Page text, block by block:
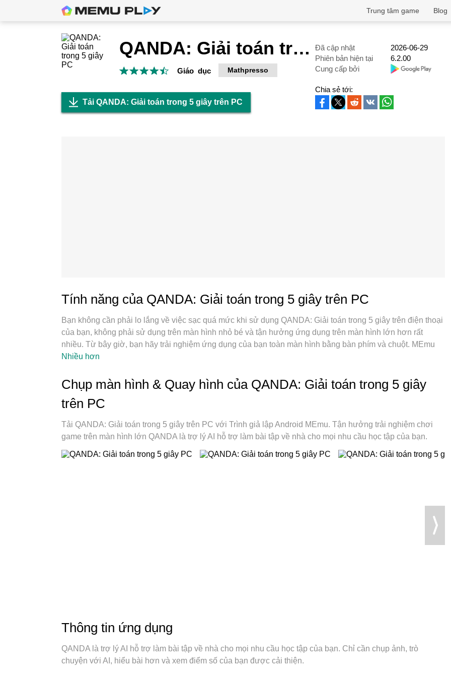
Blog
Trung tâm game
QANDA: Giải toán trong 5 giây
Giáo dục Mathpresso
Đã cập nhật
2026-06-29
Phiên bản hiện tại
6.2.00
Cung cấp bởi
Tải QANDA: Giải toán trong 5 giây trên PC
Chia sẻ tới:
Tính năng của QANDA: Giải toán trong 5 giây trên PC
Bạn không cần phải lo lắng về việc sạc quá mức khi sử dụng QANDA: Giải toán trong 5 giây trên điện thoại
của bạn, không phải sử dụng trên màn hình nhỏ bé và tận hưởng ứng dụng trên màn hình lớn hơn rất
nhiều. Từ bây giờ, bạn hãy trải nghiệm ứng dụng của bạn toàn màn hình bằng bàn phím và chuột. MEmu
cung cấp cho bạn tất cả các tính năng đáng ngạc nhiên mà bạn mong đợi: cài đặt nhanh, cài đặt dễ dàng,
toàn mới là sự lựa chọn tốt nhất để sử dụng QANDA: Giải toán trong 5 giây trên máy tính của bạn. Được
mã hóa với sự hợp nhất của chúng tôi, trình quản lý multi-instance giúp mở 2 tài khoản trở lên cùng một lúc.
Và điều quan trọng nhất là, công cụ mô phỏng độc quyền của chúng tôi có thể tận dụng hết toàn bộ tiềm
Nhiều hơn
Chụp màn hình & Quay hình của QANDA: Giải toán trong 5 giây
trên PC
Tải QANDA: Giải toán trong 5 giây trên PC với Trình giả lập Android MEmu. Tận hưởng trải nghiệm chơi
game trên màn hình lớn QANDA là trợ lý AI hỗ trợ làm bài tập về nhà cho mọi nhu cầu học tập của bạn.
Thông tin ứng dụng
QANDA là trợ lý AI hỗ trợ làm bài tập về nhà cho mọi nhu cầu học tập của bạn. Chỉ cần chụp ảnh, trò
chuyện với AI, hiểu bài hơn và xem điểm số của bạn được cải thiện.